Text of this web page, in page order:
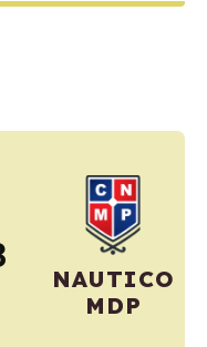
NAUTICO
MDP